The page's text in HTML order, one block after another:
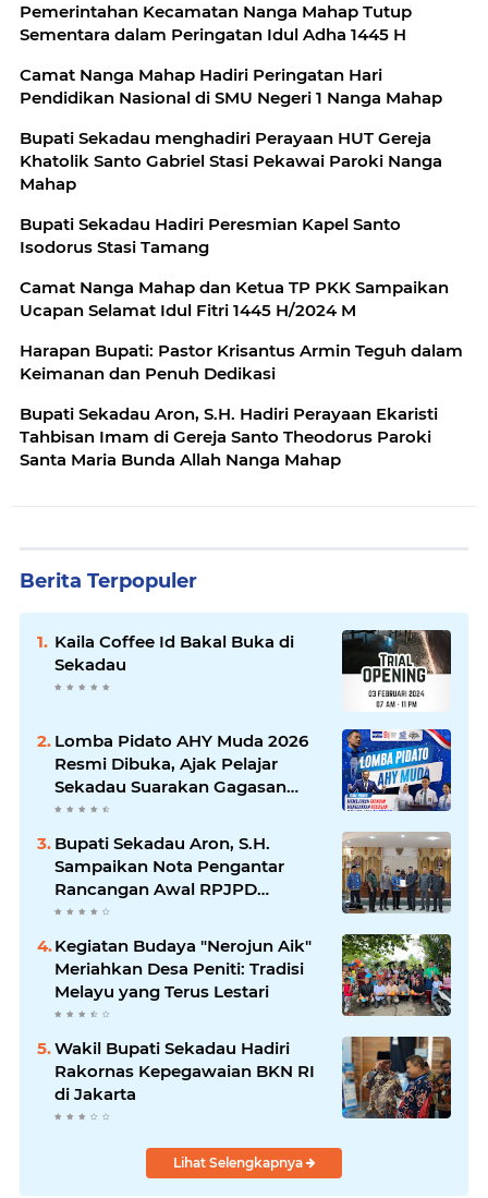
Pemerintahan Kecamatan Nanga Mahap Tutup
Sementara dalam Peringatan Idul Adha 1445 H
Camat Nanga Mahap Hadiri Peringatan Hari
Pendidikan Nasional di SMU Negeri 1 Nanga Mahap
Bupati Sekadau menghadiri Perayaan HUT Gereja
Khatolik Santo Gabriel Stasi Pekawai Paroki Nanga
Mahap
Bupati Sekadau Hadiri Peresmian Kapel Santo
Isodorus Stasi Tamang
Camat Nanga Mahap dan Ketua TP PKK Sampaikan
Ucapan Selamat Idul Fitri 1445 H/2024 M
Harapan Bupati: Pastor Krisantus Armin Teguh dalam
Keimanan dan Penuh Dedikasi
Bupati Sekadau Aron, S.H. Hadiri Perayaan Ekaristi
Tahbisan Imam di Gereja Santo Theodorus Paroki
Santa Maria Bunda Allah Nanga Mahap
Berita Terpopuler
Kaila Coffee Id Bakal Buka di
Sekadau
Lomba Pidato AHY Muda 2026
Resmi Dibuka, Ajak Pelajar
Sekadau Suarakan Gagasan
untuk Masa Depan Bangsa
Bupati Sekadau Aron, S.H.
Sampaikan Nota Pengantar
Rancangan Awal RPJPD
Kabupaten Sekadau 2025-2045
Kegiatan Budaya "Nerojun Aik"
Meriahkan Desa Peniti: Tradisi
Melayu yang Terus Lestari
Wakil Bupati Sekadau Hadiri
Rakornas Kepegawaian BKN RI
di Jakarta
Lihat Selengkapnya